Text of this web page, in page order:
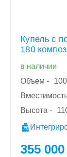
Купель с
180
в наличии
Объем -
Высота -
355